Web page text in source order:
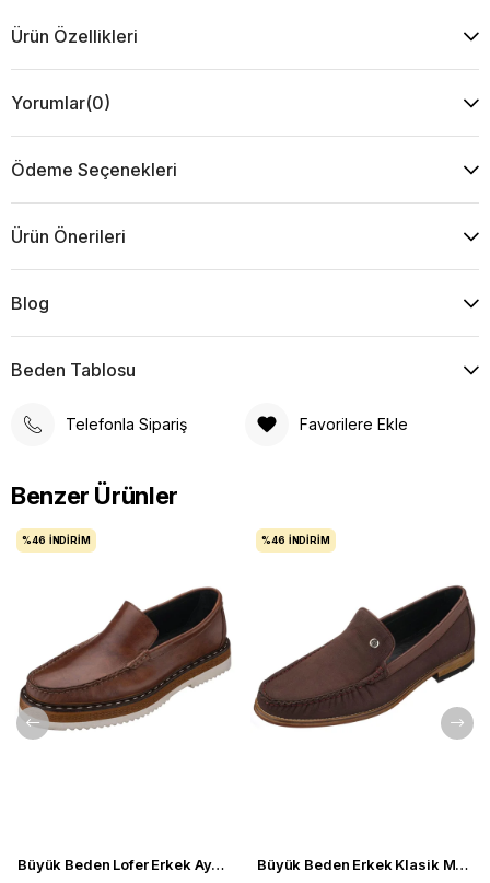
Ürün Özellikleri
Yorumlar(0)
Ödeme Seçenekleri
Ürün Önerileri
Blog
Beden Tablosu
Telefonla Sipariş Favorilere Ekle
Benzer Ürünler
Büyük Beden Lofer Erkek Ayakkabı - NV01 Kahve
%46 İNDIRIM
Büyük Beden Erkek Klasik Makosen Nubuk Deri Ayakkabı - NV02 Kahve
%46 İNDIRIM